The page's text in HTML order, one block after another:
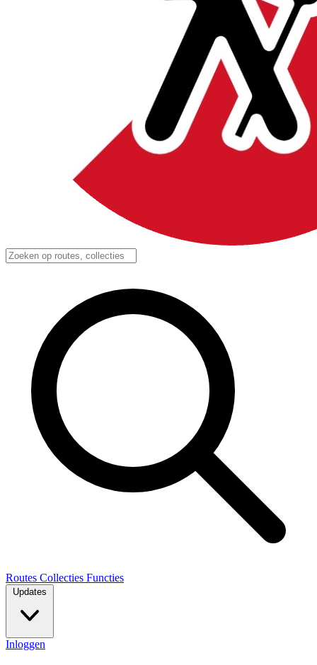
Routes Collecties Functies
Updates
Inloggen